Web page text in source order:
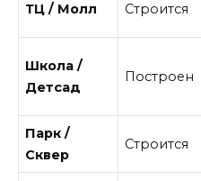
ТЦ / Молл Строится
Школа /
Детсад
Построен
Парк /
Сквер
Строится